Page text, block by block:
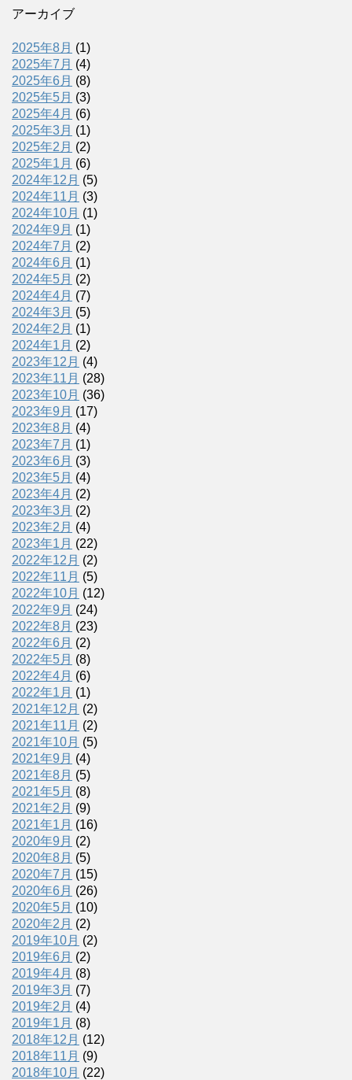
アーカイブ
2025年8月 (1)
2025年7月 (4)
2025年6月 (8)
2025年5月 (3)
2025年4月 (6)
2025年3月 (1)
2025年2月 (2)
2025年1月 (6)
2024年12月 (5)
2024年11月 (3)
2024年10月 (1)
2024年9月 (1)
2024年7月 (2)
2024年6月 (1)
2024年5月 (2)
2024年4月 (7)
2024年3月 (5)
2024年2月 (1)
2024年1月 (2)
2023年12月 (4)
2023年11月 (28)
2023年10月 (36)
2023年9月 (17)
2023年8月 (4)
2023年7月 (1)
2023年6月 (3)
2023年5月 (4)
2023年4月 (2)
2023年3月 (2)
2023年2月 (4)
2023年1月 (22)
2022年12月 (2)
2022年11月 (5)
2022年10月 (12)
2022年9月 (24)
2022年8月 (23)
2022年6月 (2)
2022年5月 (8)
2022年4月 (6)
2022年1月 (1)
2021年12月 (2)
2021年11月 (2)
2021年10月 (5)
2021年9月 (4)
2021年8月 (5)
2021年5月 (8)
2021年2月 (9)
2021年1月 (16)
2020年9月 (2)
2020年8月 (5)
2020年7月 (15)
2020年6月 (26)
2020年5月 (10)
2020年2月 (2)
2019年10月 (2)
2019年6月 (2)
2019年4月 (8)
2019年3月 (7)
2019年2月 (4)
2019年1月 (8)
2018年12月 (12)
2018年11月 (9)
2018年10月 (22)